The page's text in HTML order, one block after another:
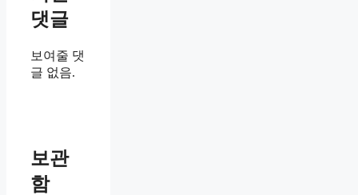
댓글
보여줄 댓
글 없음.
보관
함